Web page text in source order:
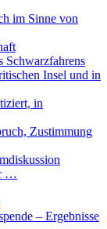
im Sinne von
Schwarzfahrens
Insel und in
in
Zustimmung
…
– Ergebnisse